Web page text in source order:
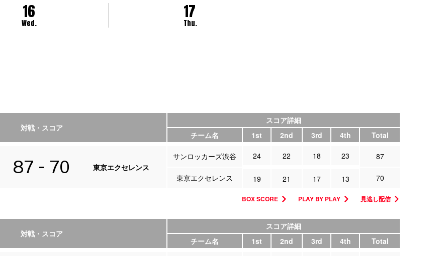
16
Wed.
17
Thu.
対戦・スコア
スコア詳細
チーム名
1st 2nd 3rd 4th Total
87 70 東京エクセレンス
サンロッカーズ渋谷 24 22 18 23 87
東京エクセレンス 19 21 17 13 70
BOX SCORE PLAY BY PLAY 見逃し配信
対戦・スコア
スコア詳細
チーム名
1st 2nd 3rd 4th Total